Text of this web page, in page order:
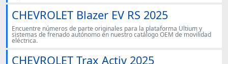
CHEVROLET Blazer EV RS 2025
Encuentre números de parte originales para la plataforma Ultium y
sistemas de frenado autónomo en nuestro catálogo OEM de movilidad
eléctrica.
CHEVROLET Trax Activ 2025